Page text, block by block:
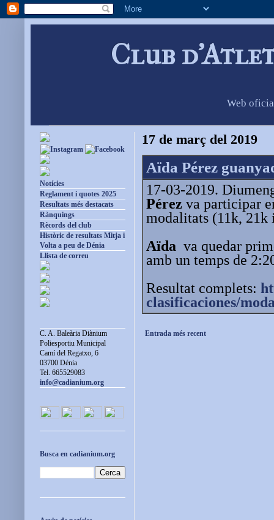
Club
Web
17 de març del 2019
Aïda Pérez
17-03-2019.
Pérez va participar
modalitats (11k,
Aïda va quedar
amb un temps de
Resultat complets:
clasificaciones/
Entrada més recent
Notícies
Reglament i quotes 2025
Resultats més destacats
Rànquings
Rècords del club
Històric de resultats Mitja i
Volta a peu de Dénia
Llista de correu
C. A. Baleària Diànium
Poliesportiu Municipal
Camí del Regatxo, 6
03700 Dénia
Tel. 665529083
info@cadianium.org
Busca en cadianium.org